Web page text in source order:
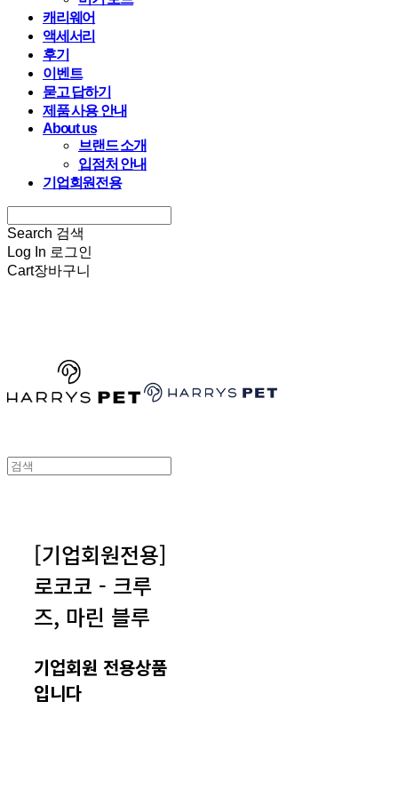
캐리웨어
액세서리
후기
이벤트
묻고 답하기
제품 사용 안내
About us
브랜드 소개
입점처 안내
기업회원전용
Search 검색
Log In 로그인
Cart장바구니
[기업회원전용]
로코코 - 크루
즈, 마린 블루
기업회원 전용상품
입니다